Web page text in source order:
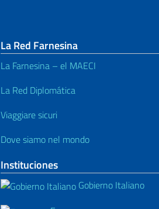
La Red Farnesina
La Farnesina – el MAECI
La Red Diplomática
Viaggiare sicuri
Dove siamo nel mondo
Instituciones
Gobierno Italiano